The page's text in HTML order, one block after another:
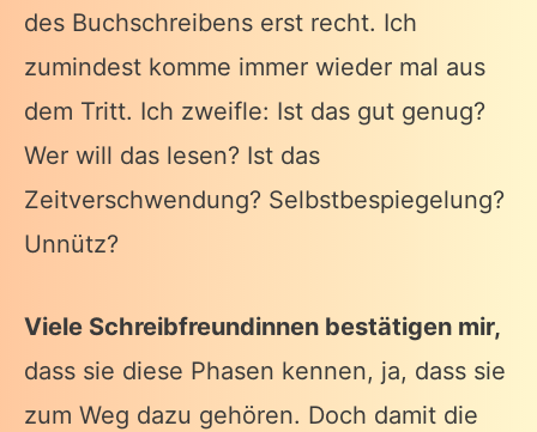
des Buchschreibens erst recht. Ich
zumindest komme immer wieder mal aus
dem Tritt. Ich zweifle: Ist das gut genug?
Wer will das lesen? Ist das
Zeitverschwendung? Selbstbespiegelung?
Unnütz?
Viele Schreibfreundinnen bestätigen mir,
dass sie diese Phasen kennen, ja, dass sie
zum Weg dazu gehören. Doch damit die